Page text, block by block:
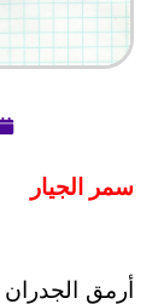
سمر الجيار
أرمق